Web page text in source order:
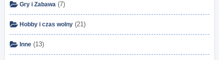
Gry i Zabawa (7)
Hobby i czas wolny (21)
Inne (13)